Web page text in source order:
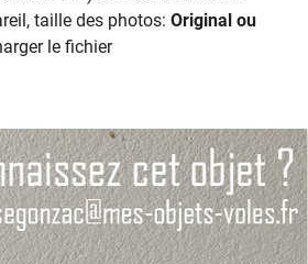
taille des photos: Original ou
le fichier